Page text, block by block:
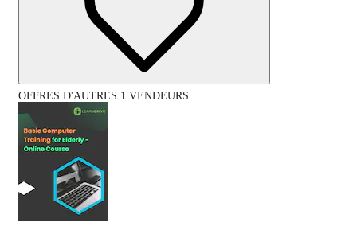
OFFRES D'AUTRES 1 VENDEURS